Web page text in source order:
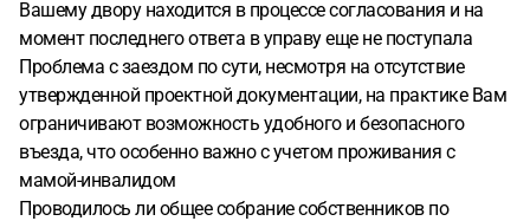
Вашему двору находится в процессе согласования и на
момент последнего ответа в управу еще не поступала
Проблема с заездом по сути, несмотря на отсутствие
утвержденной проектной документации, на практике Вам
ограничивают возможность удобного и безопасного
въезда, что особенно важно с учетом проживания с
мамой-инвалидом
Проводилось ли общее собрание собственников по